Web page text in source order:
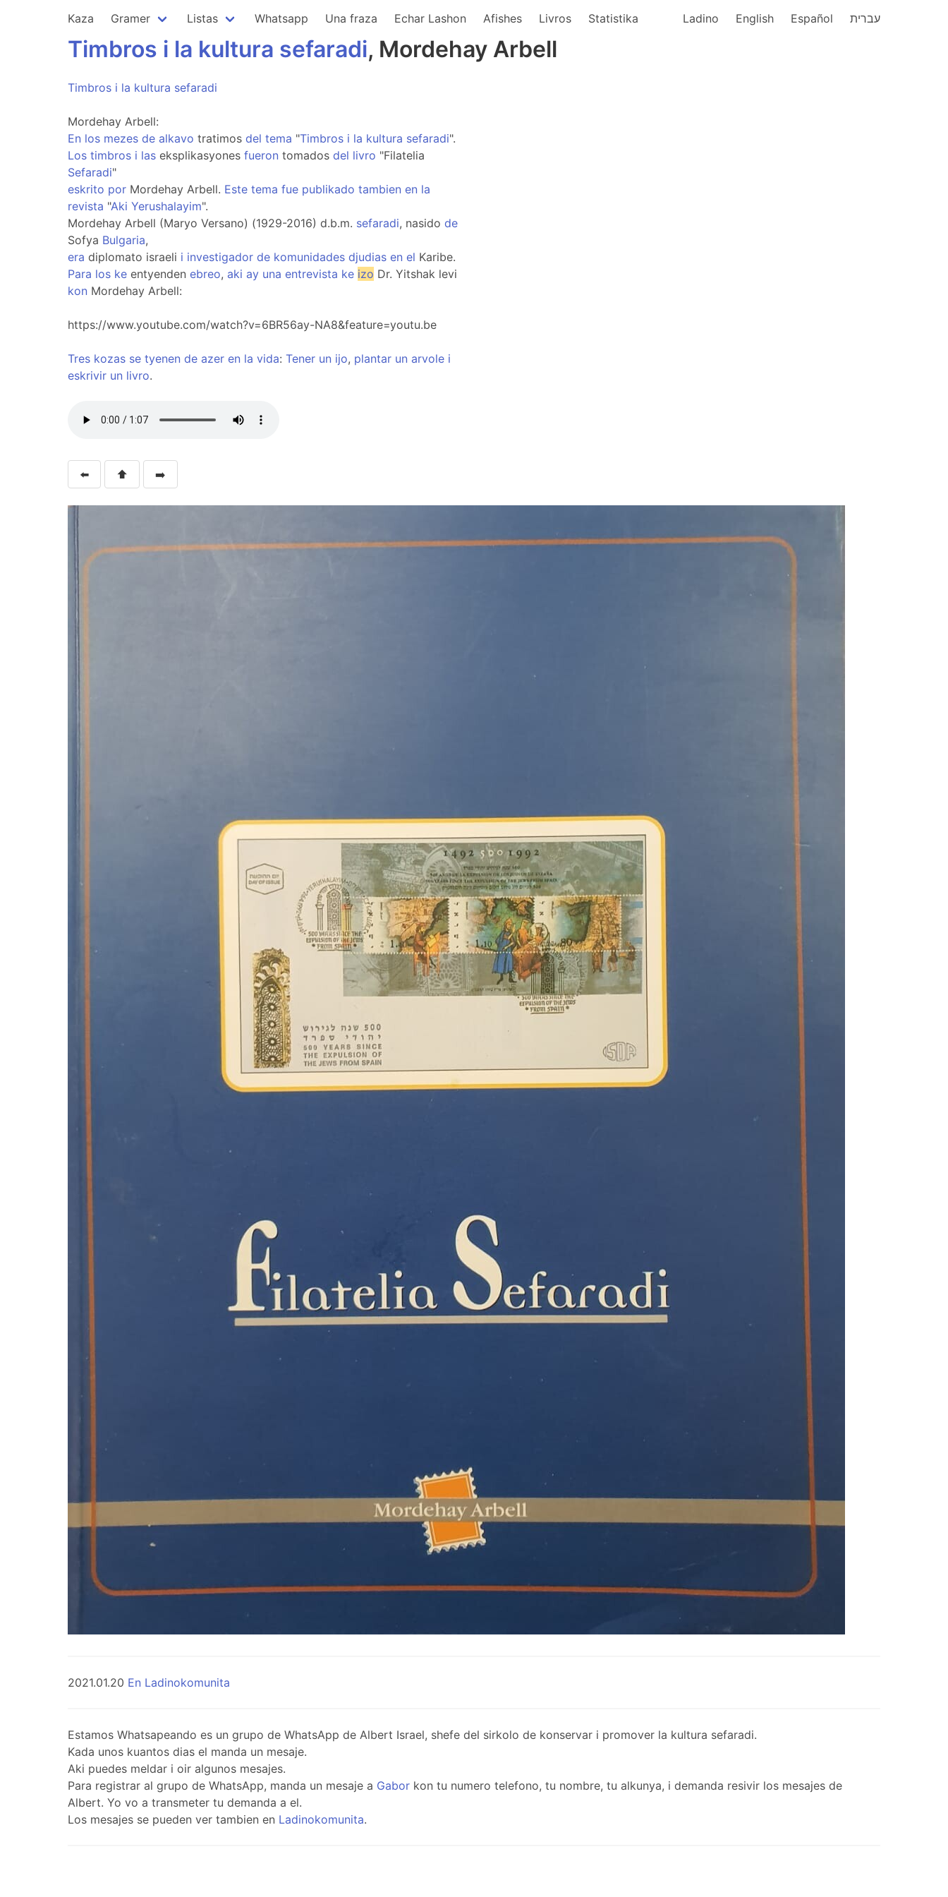
Kaza Gramer Listas Whatsapp Una fraza Echar Lashon Afishes Livros Statistika Ladino English Español עברית
Timbros i la kultura sefaradi, Mordehay Arbell
Timbros i la kultura sefaradi
Mordehay Arbell:
En los mezes de alkavo tratimos del tema "Timbros i la kultura sefaradi".
Los timbros i las eksplikasyones fueron tomados del livro "Filatelia
Sefaradi"
eskrito por Mordehay Arbell. Este tema fue publikado tambien en la
revista "Aki Yerushalayim".
Mordehay Arbell (Maryo Versano) (1929-2016) d.b.m. sefaradi, nasido de
Sofya Bulgaria,
era diplomato israeli i investigador de komunidades djudias en el Karibe.
Para los ke entyenden ebreo, aki ay una entrevista ke izo Dr. Yitshak levi
kon Mordehay Arbell:
https://www.youtube.com/watch?v=6BR56ay-NA8&feature=youtu.be
Tres kozas se tyenen de azer en la vida: Tener un ijo, plantar un arvole i
eskrivir un livro.
⬅️ ⬆️ ➡️
2021.01.20 En Ladinokomunita
Estamos Whatsapeando es un grupo de WhatsApp de Albert Israel, shefe del sirkolo de konservar i promover la kultura sefaradi.
Kada unos kuantos dias el manda un mesaje.
Aki puedes meldar i oir algunos mesajes.
Para registrar al grupo de WhatsApp, manda un mesaje a Gabor kon tu numero telefono, tu nombre, tu alkunya, i demanda resivir los mesajes de
Albert. Yo vo a transmeter tu demanda a el.
Los mesajes se pueden ver tambien en Ladinokomunita.